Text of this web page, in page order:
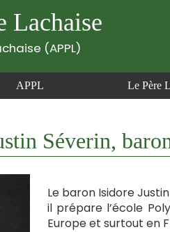
Lachaise
(APPL)
APPL Le Père
Séverin,
Le baron Isidore
il prépare l’école
Europe et surtout en